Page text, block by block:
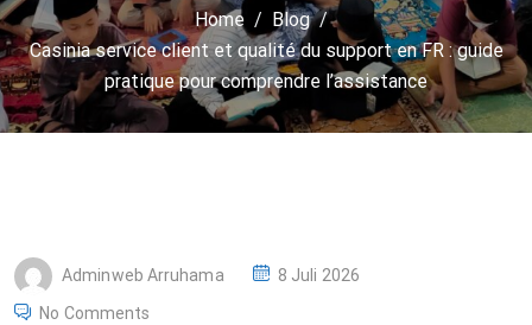
Home
Blog
Casinia service client et qualité du support en FR : guide
pratique pour comprendre l’assistance
Adminweb Arruhama
P8 Juli 2026
No Comments